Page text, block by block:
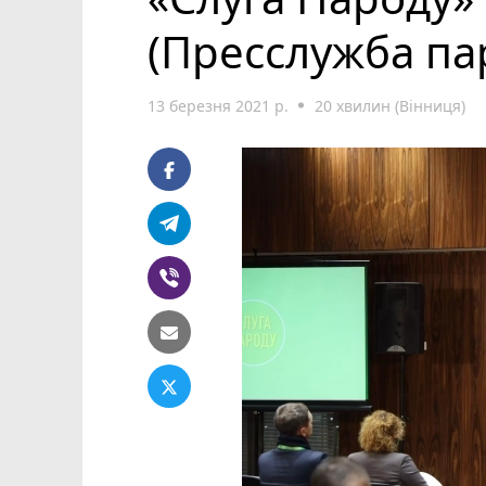
(Пресслужба
13 березня 2021 р. 20 хвилин (Вінниця)